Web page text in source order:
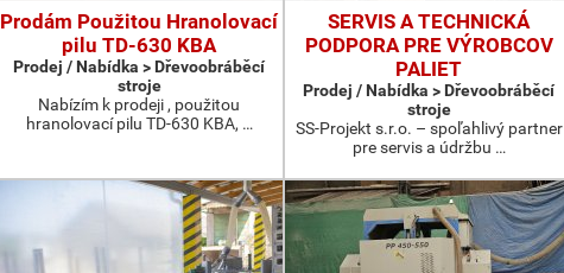
Prodám Použitou Hranolovací
pilu TD-630 KBA
Prodej / Nabídka > Dřevoobráběcí
stroje
Nabízím k prodeji , použitou
hranolovací pilu TD-630 KBA, …
SERVIS A TECHNICKÁ
PODPORA PRE VÝROBCOV
PALIET
Prodej / Nabídka > Dřevoobráběcí
stroje
SS-Projekt s.r.o. – spoľahlivý partner
pre servis a údržbu …